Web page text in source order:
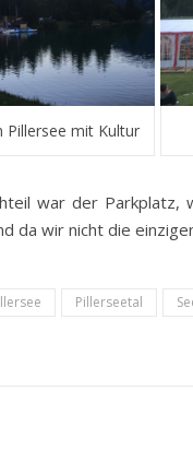
Pillersee mit Kultur
war der Parkplatz,
da wir nicht die
Pillerseetal